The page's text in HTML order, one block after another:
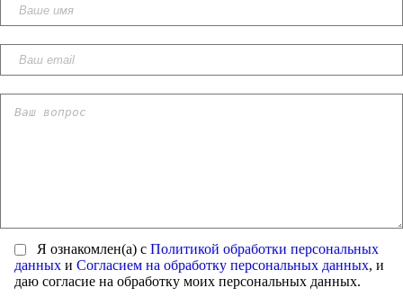
Я ознакомлен(а) с Политикой обработки персональных
данных и Согласием на обработку персональных данных, и
даю согласие на обработку моих персональных данных.